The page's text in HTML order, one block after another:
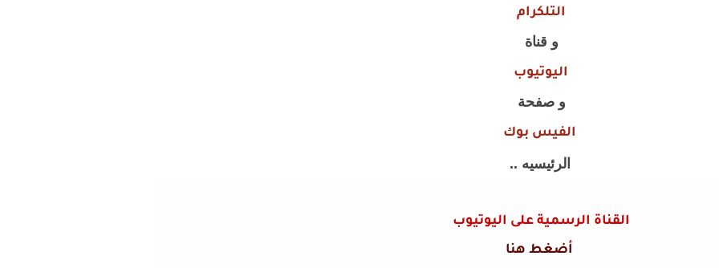
التلكرام
و قناة
اليوتيوب
و صفحة
الفيس بوك
الرئيسيه ..
القناة الرسمية على اليوتيوب
أضغط هنا